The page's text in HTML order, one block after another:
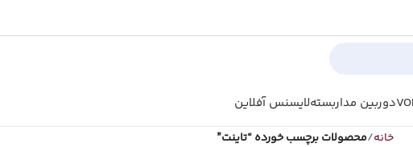
دوربین مداربستهلایسنس آفلاین
خانه محصولات برچسب خورده “تاینت”